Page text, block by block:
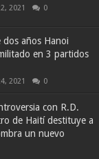
2021 0
dos años Hanoi
en 3 partidos
2021 0
con R.D.
de Haití destituye a
un nuevo